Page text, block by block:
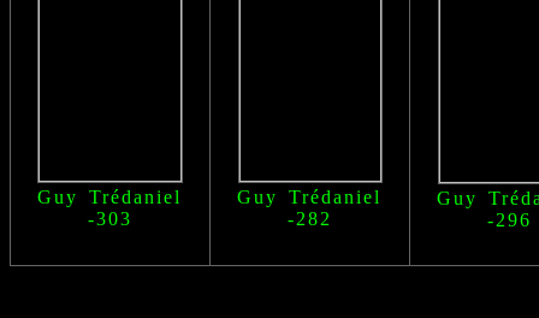
Guy Trédaniel
-303
Guy Trédaniel
-282
Guy
-296